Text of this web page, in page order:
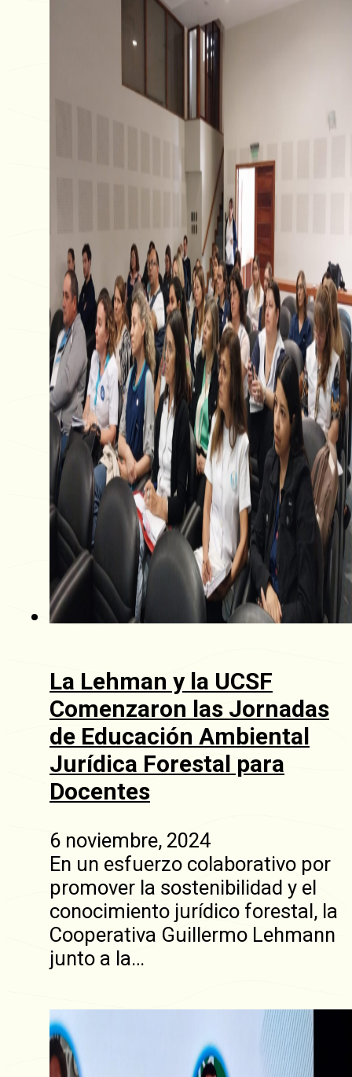
La Lehman y la UCSF
Comenzaron las Jornadas
de Educación Ambiental
Jurídica Forestal para
Docentes
6 noviembre, 2024
En un esfuerzo colaborativo por
promover la sostenibilidad y el
conocimiento jurídico forestal, la
Cooperativa Guillermo Lehmann
junto a la…